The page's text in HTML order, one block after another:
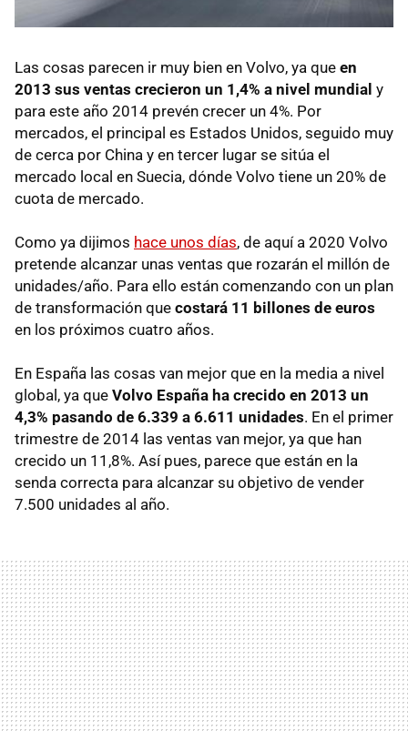
Las cosas parecen ir muy bien en Volvo, ya que en
2013 sus ventas crecieron un 1,4% a nivel mundial y
para este año 2014 prevén crecer un 4%. Por
mercados, el principal es Estados Unidos, seguido muy
de cerca por China y en tercer lugar se sitúa el
mercado local en Suecia, dónde Volvo tiene un 20% de
cuota de mercado.
Como ya dijimos hace unos días, de aquí a 2020 Volvo
pretende alcanzar unas ventas que rozarán el millón de
unidades/año. Para ello están comenzando con un plan
de transformación que costará 11 billones de euros
en los próximos cuatro años.
En España las cosas van mejor que en la media a nivel
global, ya que Volvo España ha crecido en 2013 un
4,3% pasando de 6.339 a 6.611 unidades. En el primer
trimestre de 2014 las ventas van mejor, ya que han
crecido un 11,8%. Así pues, parece que están en la
senda correcta para alcanzar su objetivo de vender
7.500 unidades al año.